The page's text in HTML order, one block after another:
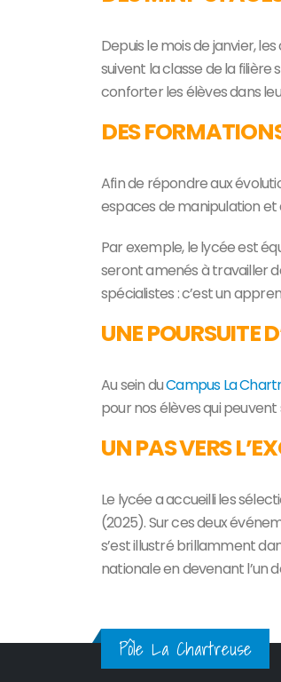
Depuis le mois de janvier,
suivent la classe de la
conforter les élèves dans
DES
Afin de répondre aux
espaces de manipulation et
Par exemple, le lycée est
seront amenés à travailler
spécialistes : c’est un
UNE POURSUITE
Au sein duCampus La
pour nos élèves qui
UN PAS VERS
Le lycée a accueilli les
(2025). Sur ces deux
s’est illustré brillamment
nationale en devenant l’un
Pôle La Chartreuse